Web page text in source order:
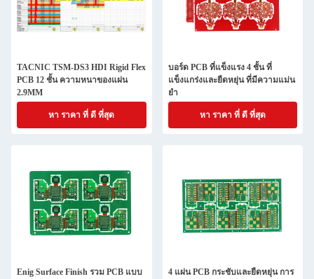
TACNIC TSM-DS3 HDI Rigid Flex
PCB 12 ชั้น ความหนาของแผ่น
2.9MM
หา ราคา ที่ ดี ที่สุด
บอร์ด PCB ที่แข็งแรง 4 ชั้น ที่
แข็งแกร่งและยืดหยุ่น ที่มีความแม่น
ยํา
หา ราคา ที่ ดี ที่สุด
Enig Surface Finish รวม PCB แบบ
4 แผ่น PCB กระชับและยืดหยุ่น การ